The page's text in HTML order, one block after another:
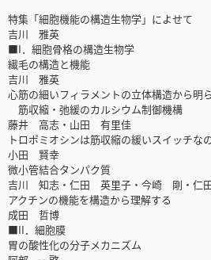
特集「細胞機能の構造生物学」によせて
吉川 雅英
■I．細胞骨格の構造生物学
繊毛の構造と機能
吉川 雅英
心筋の細いフィラメントの立体構造から明
筋収縮・弛緩のカルシウム制御機構
藤井 高志・山田 有里佳
トロポミオシンは筋収縮の緩いスイッチな
小田 賢幸
微小管結合タンパク質
吉川 知志・仁田 英里子・今崎 剛・仁
アクチンの機能を構造から理解する
成田 哲博
■II．細胞膜
胃の酸性化の分子メカニズム